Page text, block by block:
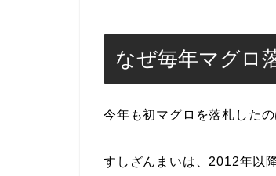
なぜ毎年マグロ
今年も初マグロを落札した
すしざんまいは、2012年以